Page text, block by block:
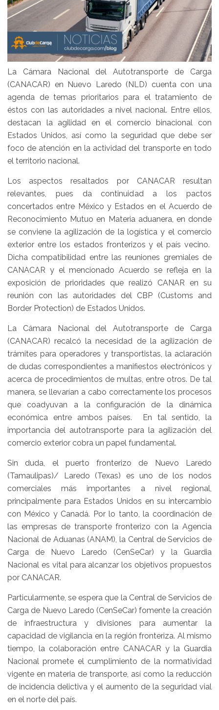
La Cámara Nacional del Autotransporte de Carga
(CANACAR) en Nuevo Laredo (NLD) cuenta con una
agenda de temas prioritarios para el tratamiento de
éstos con las autoridades a nivel nacional. Entre ellos,
destacan la agilidad en el comercio binacional con
Estados Unidos, así como la seguridad que debe ser
foco de atención en la actividad del transporte en todo
el territorio nacional.
Los aspectos resaltados por CANACAR resultan
relevantes, pues da continuidad a los pactos
concertados entre México y Estados en el Acuerdo de
Reconocimiento Mutuo en Materia aduanera, en donde
se conviene la agilización de la logística y el comercio
exterior entre los estados fronterizos y el país vecino.
Dicha compatibilidad entre las reuniones gremiales de
CANACAR y el mencionado Acuerdo se refleja en la
exposición de prioridades que realizó CANAR en su
reunión con las autoridades del CBP (Customs and
Border Protection) de Estados Unidos.
La Cámara Nacional del Autotransporte de Carga
(CANACAR) recalcó la necesidad de la agilización de
trámites para operadores y transportistas, la aclaración
de dudas correspondientes a manifiestos electrónicos y
acerca de procedimientos de multas, entre otros. De tal
manera, se llevarían a cabo correctamente los procesos
que coadyuvan a la configuración de la dinámica
económica entre ambos países. En tal sentido, la
importancia del autotransporte para la agilización del
comercio exterior cobra un papel fundamental.
Sin duda, el puerto fronterizo de Nuevo Laredo
(Tamaulipas)/ Laredo (Texas) es uno de los nodos
comerciales más importantes a nivel regional,
principalmente para Estados Unidos en su intercambio
con México y Canadá. Por lo tanto, la coordinación de
las empresas de transporte fronterizo con la Agencia
Nacional de Aduanas (ANAM), la Central de Servicios de
Carga de Nuevo Laredo (CenSeCar) y la Guardia
Nacional es vital para alcanzar los objetivos propuestos
por CANACAR.
Particularmente, se espera que la Central de Servicios de
Carga de Nuevo Laredo (CenSeCar) fomente la creación
de infraestructura y divisiones para aumentar la
capacidad de vigilancia en la región fronteriza. Al mismo
tiempo, la colaboración entre CANACAR y la Guardia
Nacional promete el cumplimiento de la normatividad
vigente en materia de transporte, así como la reducción
de incidencia delictiva y el aumento de la seguridad vial
en el norte del país.